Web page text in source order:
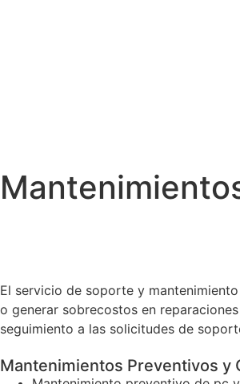
El servicio de soporte y
o generar sobrecostos en
seguimiento a las solicitudes de
Mantenimientos Preventivos y